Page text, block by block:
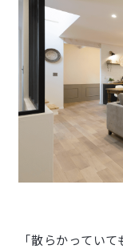
「散らかってい